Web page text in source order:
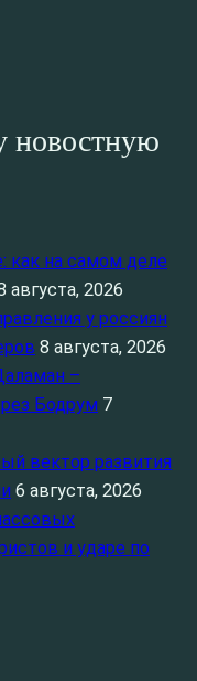
новостную
как на самом деле
августа, 2026
у россиян
8 августа, 2026
–
Бодрум 7
вектор развития
6 августа, 2026
и ударе по